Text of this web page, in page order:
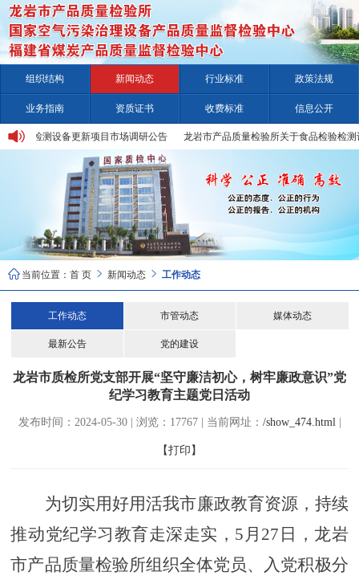
组织结构 新闻动态 行业标准 政策法规
业务指南 资质证书 收费标准 信息公开
检验检测设备更新项目市场调研公告 龙岩市产品质量检验所关于食品检验检测
当前位置： 首 页  新闻动态  工作动态
工作动态 市管动态 媒体动态
最新公告 党的建设
龙岩市质检所党支部开展“坚守廉洁初心，树牢廉政意识”党
纪学习教育主题党日活动
发布时间：2024-05-30 | 浏览：17767 | 当前网址： /show_474.html|
【打印】
为切实用好用活我市廉政教育资源，持续
推动党纪学习教育走深走实， 5月27日，龙岩
市产品质量检验所组织全体党员、入党积极分